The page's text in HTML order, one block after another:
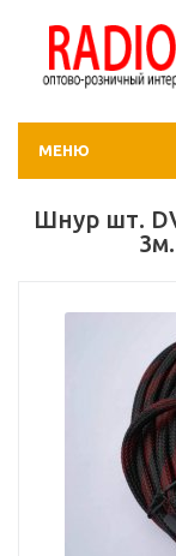
МЕНЮ
Шнур шт.